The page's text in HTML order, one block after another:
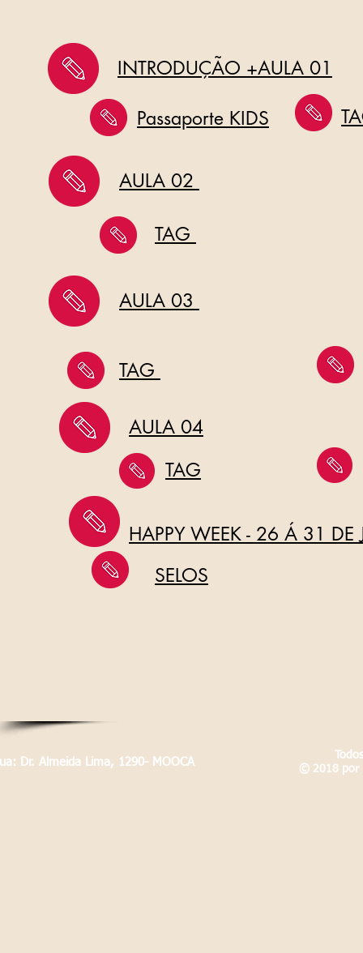
INTRODUÇÃO +AULA 01
Passaporte KIDS
AULA 02
TAG
AULA 03
TAG
AULA 04
TAG
HAPPY WEEK - 26 Á 31 DE
SELOS
Dr. Almeida Lima, 1290- MOOCA
© 2018 por